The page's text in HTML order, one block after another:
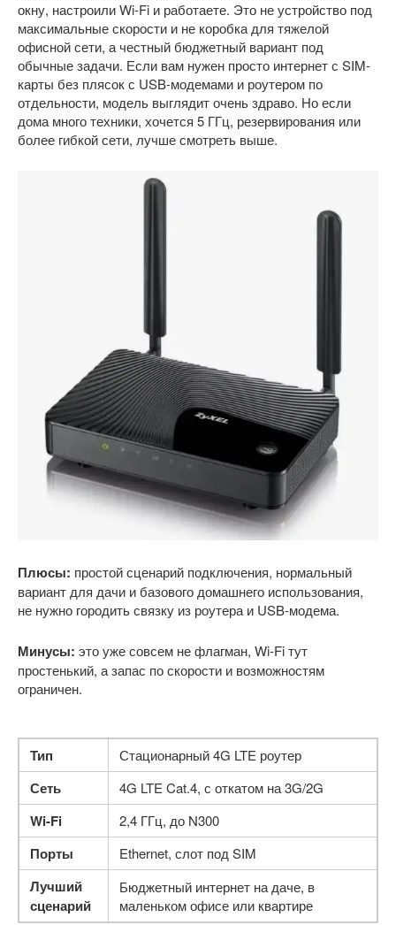
окну, настроили Wi-Fi и работаете. Это не устройство под
максимальные скорости и не коробка для тяжелой
офисной сети, а честный бюджетный вариант под
обычные задачи. Если вам нужен просто интернет с SIM-
карты без плясок с USB-модемами и роутером по
отдельности, модель выглядит очень здраво. Но если
дома много техники, хочется 5 ГГц, резервирования или
более гибкой сети, лучше смотреть выше.
Плюсы: простой сценарий подключения, нормальный
вариант для дачи и базового домашнего использования,
не нужно городить связку из роутера и USB-модема.
Минусы: это уже совсем не флагман, Wi-Fi тут
простенький, а запас по скорости и возможностям
ограничен.
Тип Стационарный 4G LTE роутер
Сеть 4G LTE Cat.4, с откатом на 3G/2G
Wi-Fi 2,4 ГГц, до N300
Порты Ethernet, слот под SIM
Лучший
сценарий
Бюджетный интернет на даче, в
маленьком офисе или квартире